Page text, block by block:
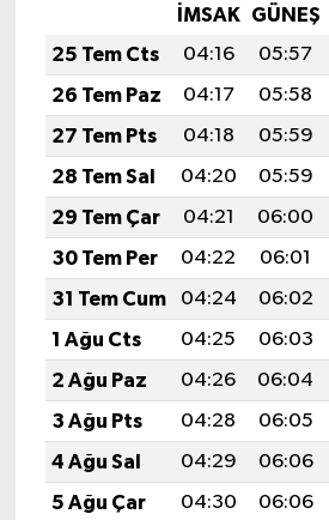
İMSAK GÜNEŞ
25 Tem Cts
04:16 05:57
26 Tem Paz
04:17 05:58
27 Tem Pts
04:18 05:59
28 Tem Sal
04:20 05:59
29 Tem Çar
04:21 06:00
30 Tem Per
04:22 06:01
31 Tem Cum
04:24 06:02
1 Ağu Cts
04:25 06:03
2 Ağu Paz
04:26 06:04
3 Ağu Pts
04:28 06:05
4 Ağu Sal
04:29 06:06
5 Ağu Çar
04:30 06:06